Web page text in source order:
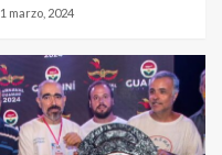
1 marzo, 2024